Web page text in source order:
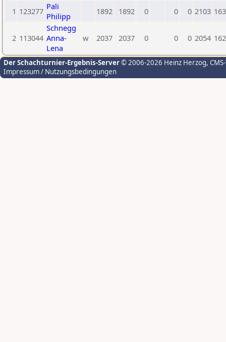
1 123277 Pali
Philipp
1892 1892 0 0 0 2103
2 113044
Schnegg
Anna-
Lena
w 2037 2037 0 0 0 2054
Der Schachturnier-Ergebnis-Server© 2006-2026 Heinz Herzog,
Impressum / Nutzungsbedingungen